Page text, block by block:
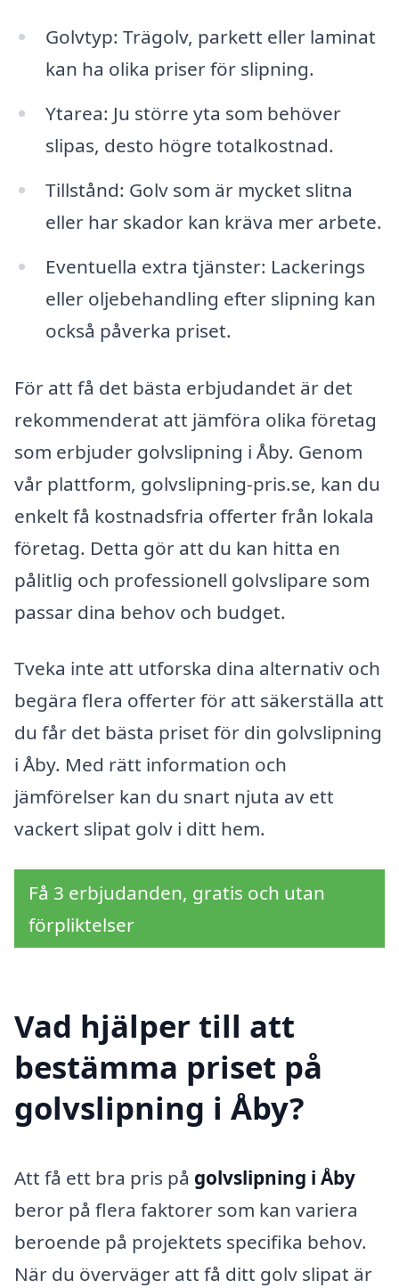
Golvtyp: Trägolv, parkett eller laminat
kan ha olika priser för slipning.
Ytarea: Ju större yta som behöver
slipas, desto högre totalkostnad.
Tillstånd: Golv som är mycket slitna
eller har skador kan kräva mer arbete.
Eventuella extra tjänster: Lackerings
eller oljebehandling efter slipning kan
också påverka priset.
För att få det bästa erbjudandet är det
rekommenderat att jämföra olika företag
som erbjuder golvslipning i Åby. Genom
vår plattform, golvslipning-pris.se, kan du
enkelt få kostnadsfria offerter från lokala
företag. Detta gör att du kan hitta en
pålitlig och professionell golvslipare som
passar dina behov och budget.
Tveka inte att utforska dina alternativ och
begära flera offerter för att säkerställa att
du får det bästa priset för din golvslipning
i Åby. Med rätt information och
jämförelser kan du snart njuta av ett
vackert slipat golv i ditt hem.
Få 3 erbjudanden, gratis och utan
förpliktelser
Vad hjälper till att
bestämma priset på
golvslipning i Åby?
Att få ett bra pris på golvslipning i Åby
beror på flera faktorer som kan variera
beroende på projektets specifika behov.
När du överväger att få ditt golv slipat är